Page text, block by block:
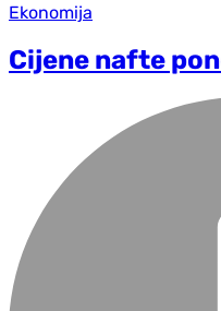
Ekonomija
Cijene nafte